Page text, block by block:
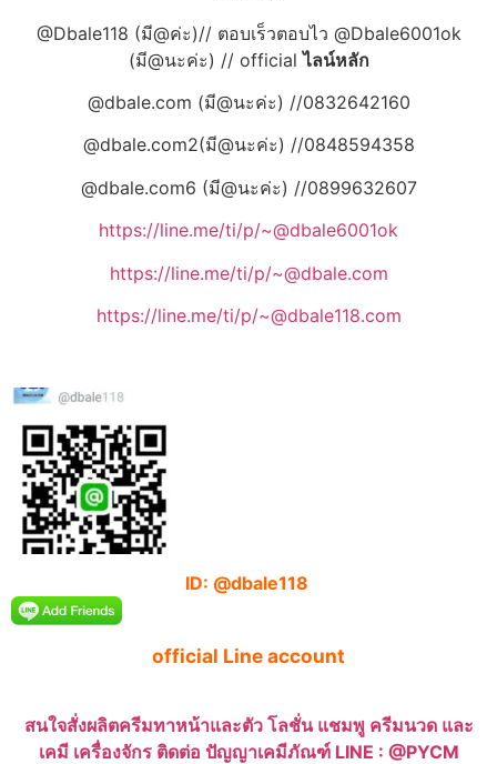
@Dbale118 (มี@ค่ะ)// ตอบเร็วตอบไว @Dbale6001ok
(มี@นะค่ะ) // officialไลน์หลัก
@dbale.com (มี@นะค่ะ) //0832642160
@dbale.com2(มี@นะค่ะ) //0848594358
@dbale.com6 (มี@นะค่ะ) //0899632607
https://line.me/ti/p/~@dbale6001ok
https://line.me/ti/p/~@dbale.com
https://line.me/ti/p/~@dbale118.com
ID: @dbale118
official Line account
สนใจสั่งผลิตครีมทาหน้าและตัว โลชั่น แชมพู ครีมนวด และ
เคมี เครื่องจักร ติดต่อ ปัญญาเคมีภัณฑ์ LINE : @PYCM